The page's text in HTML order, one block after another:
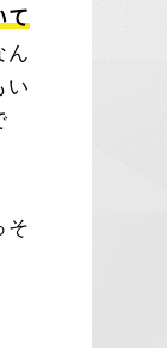
て
ん
い
そ